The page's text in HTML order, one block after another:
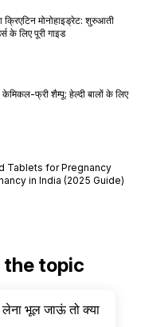
मोनोहाइड्रेट: शुरुआती
के लिए पूरी गाइड
फ्री शैम्पू: हेल्दी बालों के लिए
Tablets for Pregnancy
in India (2025 Guide)
the topic
लेना भूल जाऊं तो क्या